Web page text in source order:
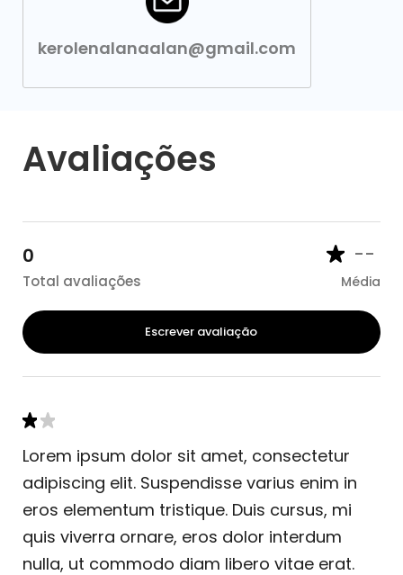
kerolenalanaalan@gmail.com
Avaliações
0
Total avaliações
--
Média
Escrever avaliação
Lorem ipsum dolor sit amet, consectetur
adipiscing elit. Suspendisse varius enim in
eros elementum tristique. Duis cursus, mi
quis viverra ornare, eros dolor interdum
nulla, ut commodo diam libero vitae erat.